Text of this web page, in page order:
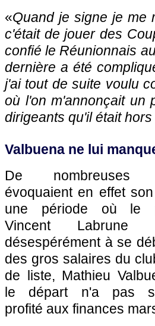
«Quand je signe je me
c'était de jouer des
confié le Réunionnais
dernière a été
j'ai tout de suite voulu
où l'on m'annonçait un
dirigeants qu'il était
Valbuena ne lui
De nombreuses
évoquaient en effet
une période où le
Vincent Labrune
désespérément à se
des gros salaires du
de liste, Mathieu
le départ n'a pas
profité aux finances